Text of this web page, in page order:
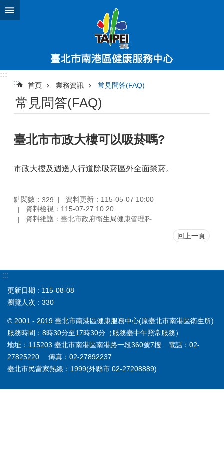
跳到主要內容區塊
:::
:::
首頁 業務資訊 常見問答(FAQ)
常見問答(FAQ)
臺北市市政大樓可以吸菸嗎?
市政大樓及週邊人行道除吸菸區外全面禁菸。
點閱數： 329
資料更新：115-05-07 10:00
資料檢視：115-07-27 10:20
資料維護：臺北市政府衛生局健康管理科
回上一頁
:::
更新日期
115-08-08
瀏覽人次
330
© 2001 - 2019 臺北市南港區健康服務中心(原臺北市南港區衛生所)
服務時間：8時30分至17時30分（服務臺中午照常服務）
地址：115203 臺北市南港區南港路一段360號7樓 電話：02-
27825220 傳真：02-27892237
臺北市民當家熱線：1999(外縣市 02-27208889)